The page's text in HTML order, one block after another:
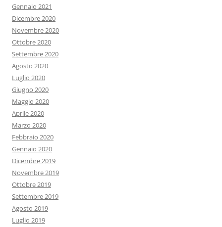
Gennaio 2021
Dicembre 2020
Novembre 2020
Ottobre 2020
Settembre 2020
Agosto 2020
Luglio 2020
Giugno 2020
Maggio 2020
Aprile 2020
Marzo 2020
Febbraio 2020
Gennaio 2020
Dicembre 2019
Novembre 2019
Ottobre 2019
Settembre 2019
Agosto 2019
Luglio 2019